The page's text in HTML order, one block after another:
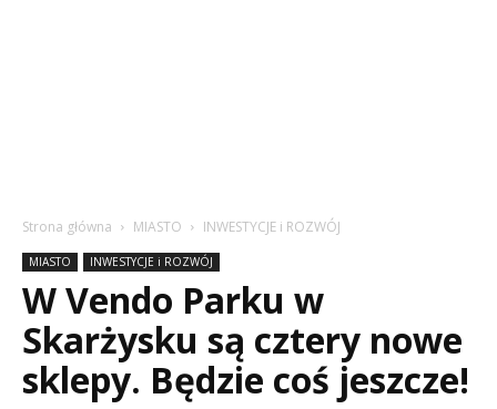
Strona główna MIASTO INWESTYCJE i ROZWÓJ
MIASTO INWESTYCJE i ROZWÓJ
W Vendo Parku w
Skarżysku są cztery nowe
sklepy. Będzie coś jeszcze!